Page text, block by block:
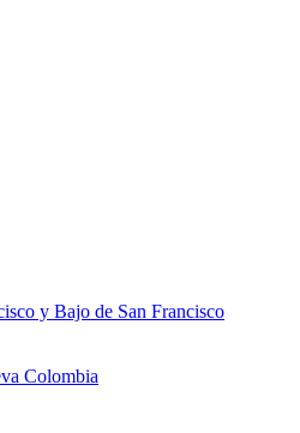
y Bajo de San Francisco
Colombia